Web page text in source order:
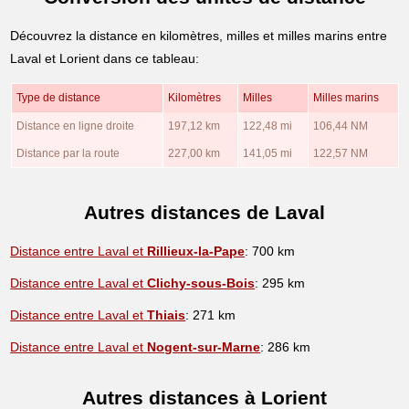
Découvrez la distance en kilomètres, milles et milles marins entre
Laval et Lorient dans ce tableau:
Type de distance Kilomètres Milles Milles marins
Distance en ligne droite 197,12 km 122,48 mi 106,44 NM
Distance par la route 227,00 km 141,05 mi 122,57 NM
Autres distances de Laval
Distance entre Laval et Rillieux-la-Pape: 700 km
Distance entre Laval etClichy-sous-Bois: 295 km
Distance entre Laval etThiais: 271 km
Distance entre Laval et Nogent-sur-Marne: 286 km
Autres distances à Lorient